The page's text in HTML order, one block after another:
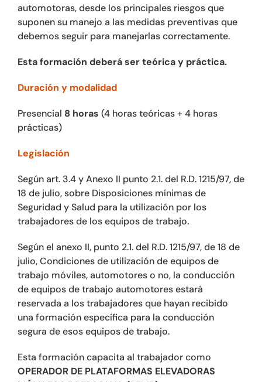
automotoras, desde los principales riesgos que
suponen su manejo a las medidas preventivas que
debemos seguir para manejarlas correctamente.
Esta formación deberá ser teórica y práctica.
Duración y modalidad
Presencial 8 horas (4 horas teóricas + 4 horas
prácticas)
Legislación
Según art. 3.4 y Anexo II punto 2.1. del R.D. 1215/97, de
18 de julio, sobre Disposiciones mínimas de
Seguridad y Salud para la utilización por los
trabajadores de los equipos de trabajo.
Según el anexo II, punto 2.1. del R.D. 1215/97, de 18 de
julio, Condiciones de utilización de equipos de
trabajo móviles, automotores o no, la conducción
de equipos de trabajo automotores estará
reservada a los trabajadores que hayan recibido
una formación específica para la conducción
segura de esos equipos de trabajo.
Esta formación capacita al trabajador como
OPERADOR DE PLATAFORMAS ELEVADORAS